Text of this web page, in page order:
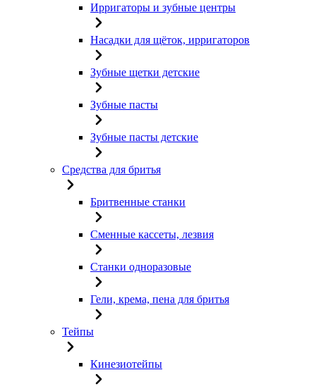
Ирригаторы и зубные центры
Насадки для щёток, ирригаторов
Зубные щетки детские
Зубные пасты
Зубные пасты детские
Средства для бритья
Бритвенные станки
Сменные кассеты, лезвия
Станки одноразовые
Гели, крема, пена для бритья
Тейпы
Кинезиотейпы